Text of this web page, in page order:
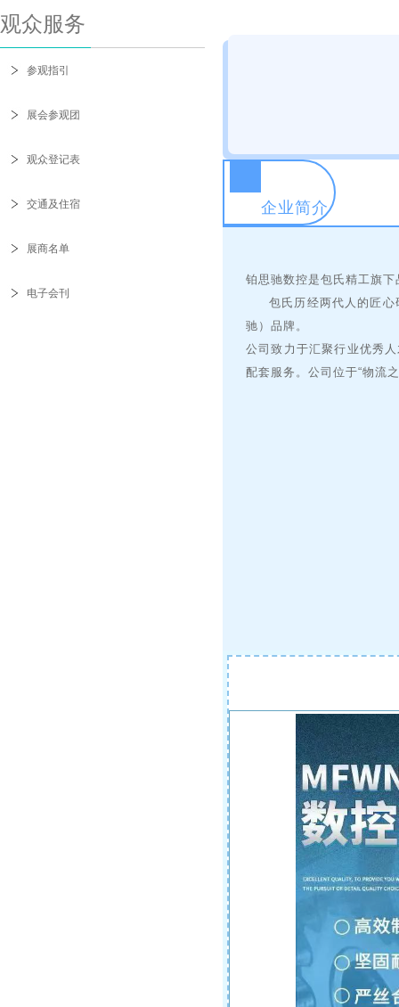
观众服务
参观指引
展会参观团
观众登记表
交通及住宿
展商名单
电子会刊
企业简介
铂思驰数控是包氏精工旗
包氏历经两代人的匠
驰）品牌。
公司致力于汇聚行业优秀
配套服务。公司位于“物流